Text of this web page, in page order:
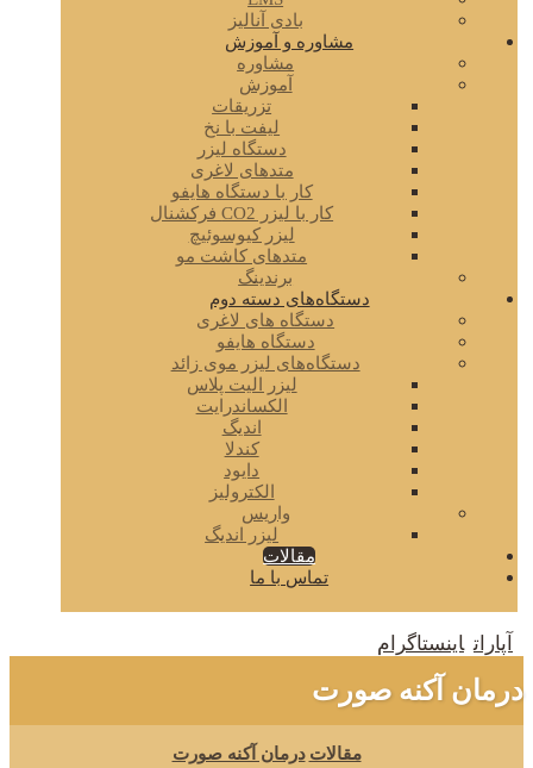
بادی آنالیز
مشاوره و آموزش
مشاوره
آموزش
تزریقات
لیفت با نخ
دستگاه لیزر
متدهای لاغری
کار با دستگاه هایفو
کار با لیزر CO2 فرکشنال
لیزر کیوسوئیچ
متدهای کاشت مو
برندینگ
دستگاه‌های دسته دوم
دستگاه های لاغری
دستگاه هایفو
دستگاه‌های لیزر موی زائد
لیزر الیت پلاس
الکساندرایت
اندیگ
کندلا
دایود
الکترولیز
واریس
لیزر اندیگ
مقالات
تماس با ما
آپارات اینستاگرام
درمان آکنه صورت
مقالات درمان آکنه صورت